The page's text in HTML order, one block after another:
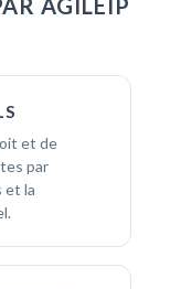
AGILEIP
et de
par
et la